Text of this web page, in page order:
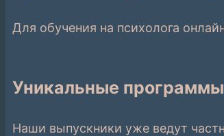
Для обучения на психолога
Уникальные
Наши выпускники уже ведут